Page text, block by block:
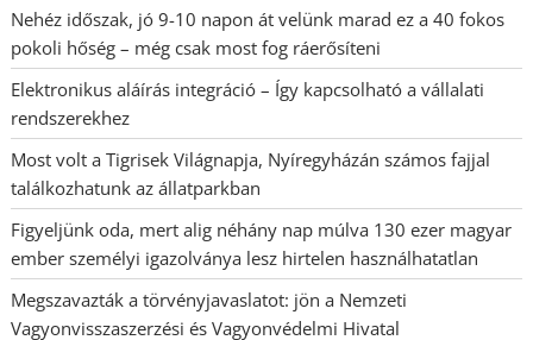
Nehéz időszak, jó 9-10 napon át velünk marad ez a 40 fokos
pokoli hőség – még csak most fog ráerősíteni
Elektronikus aláírás integráció – Így kapcsolható a vállalati
rendszerekhez
Most volt a Tigrisek Világnapja, Nyíregyházán számos fajjal
találkozhatunk az állatparkban
Figyeljünk oda, mert alig néhány nap múlva 130 ezer magyar
ember személyi igazolványa lesz hirtelen használhatatlan
Megszavazták a törvényjavaslatot: jön a Nemzeti
Vagyonvisszaszerzési és Vagyonvédelmi Hivatal